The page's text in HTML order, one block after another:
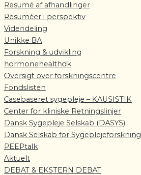
Resumé af afhandlinger
Resuméer i perspektiv
Videndeling
Unikke BA
Forskning & udvikling
hormonehealthdk
Oversigt over forskningscentre
Fondslisten
Casebaseret sygepleje – KAUSISTIK
Center for kliniske Retningslinjer
Dansk Sygepleje Selskab (DASYS)
Dansk Selskab for Sygeplejeforskning
PEEPtalk
Aktuelt
DEBAT & EKSTERN DEBAT